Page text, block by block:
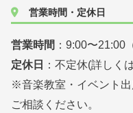
営業時間・定休日
営業時間 ：9:00〜21:00
定休日
：不定休(詳しく
※音楽教室・イベント
ご相談ください。